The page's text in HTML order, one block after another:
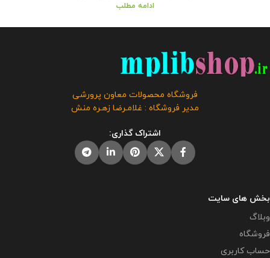
ادامه مطلب
فروشگاه محصولات معاون پرورشی
مدیر فروشگاه : غلامـرضا زهـره منش
اشتراک گذاری:
بخش های سایت
وبلاگ
فروشگاه
حساب کاربری